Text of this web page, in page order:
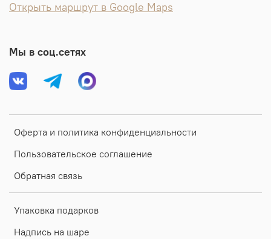
Оферта и политика конфиденциальности
Пользовательское соглашение
Обратная связь
Упаковка подарков
Надпись на шаре
Открыть маршрут в Google Maps
Мы в соц.сетях